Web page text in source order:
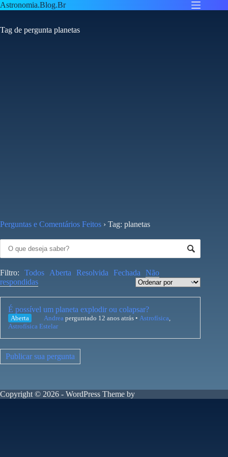
Pular
para
conteúdo
Astronomia.Blog.Br
Tag de pergunta planetas
Perguntas e Comentários Feitos › Tag: planetas
Filtro: Todos Aberta Resolvida Fechada
Não
respondidas
É possível um planeta explodir ou colapsar?
Aberta Andrea perguntado 12 anos atrás • Astrofísica,
Astrofísica Estelar
Publicar sua pergunta
Copyright © 2026 - WordPress Theme by